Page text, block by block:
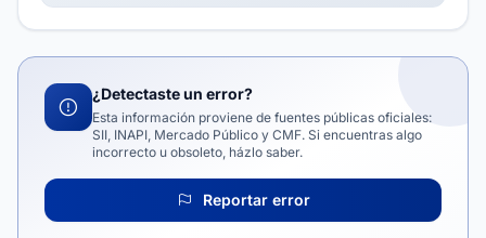
¿Detectaste un error?
Esta información proviene de fuentes públicas oficiales:
SII, INAPI, Mercado Público y CMF. Si encuentras algo
incorrecto u obsoleto, házlo saber.
Reportar error